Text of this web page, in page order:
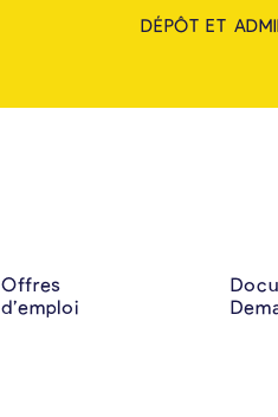
Offres
d’emploi
DÉPÔT ET